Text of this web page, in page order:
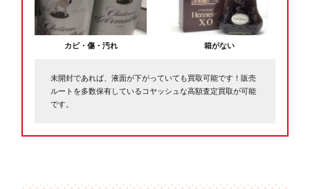
カビ・傷・汚れ 箱がない
未開封であれば、液面が下がっていても買取可能です！販売
ルートを多数保有しているコヤッシュな高額査定買取が可能
です。